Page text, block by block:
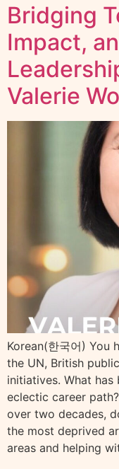
Bridging
Impact,
Valerie
Korean(한국어) You
the UN, British
initiatives. What
eclectic career
over two decades,
the most deprived
areas and helping